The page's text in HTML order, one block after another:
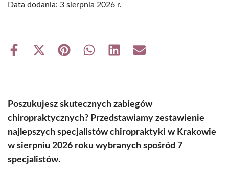
Data dodania: 3 sierpnia 2026 r.
Share
Share
(Twitter)
Share Share Share Share
Poszukujesz skutecznych zabiegów
chiropraktycznych? Przedstawiamy zestawienie
najlepszych specjalistów chiropraktyki w Krakowie
w sierpniu 2026 roku wybranych spośród 7
specjalistów.